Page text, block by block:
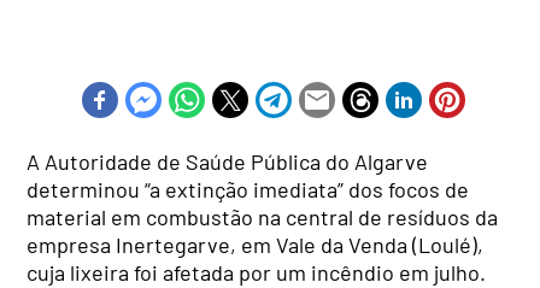
A Autoridade de Saúde Pública do Algarve
determinou “a extinção imediata” dos focos de
material em combustão na central de resíduos da
empresa Inertegarve, em Vale da Venda (Loulé),
cuja lixeira foi afetada por um incêndio em julho.